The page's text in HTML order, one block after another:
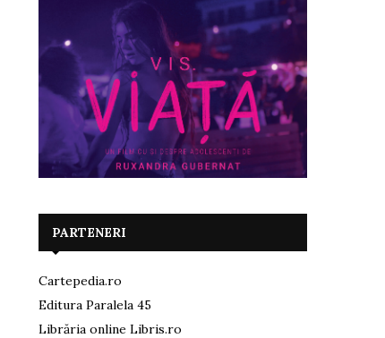
PARTENERI
Cartepedia.ro
Editura Paralela 45
Librăria online Libris.ro